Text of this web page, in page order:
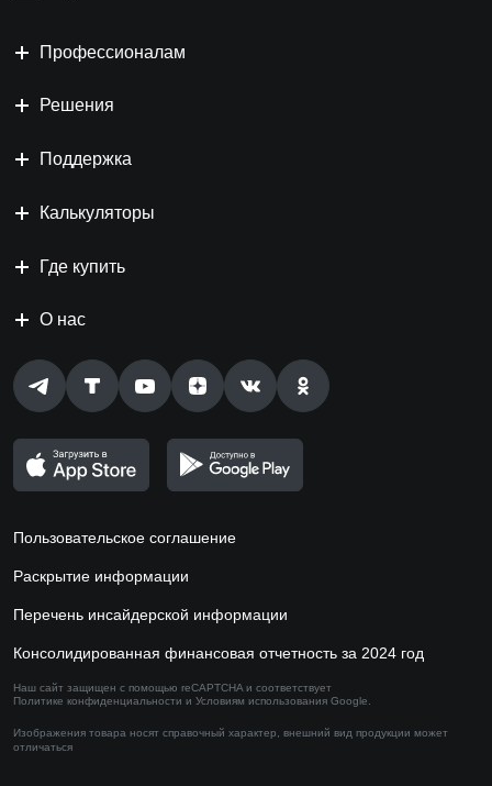
Профессионалам
Решения
Поддержка
Калькуляторы
Где купить
О нас
Пользовательское соглашение
Раскрытие информации
Перечень инсайдерской информации
Консолидированная финансовая отчетность за 2024 год
Наш сайт защищен с помощью reCAPTCHA и соответствует
Политике конфиденциальности и Условиям использования Google.
Изображения товара носят справочный характер, внешний вид продукции может
отличаться